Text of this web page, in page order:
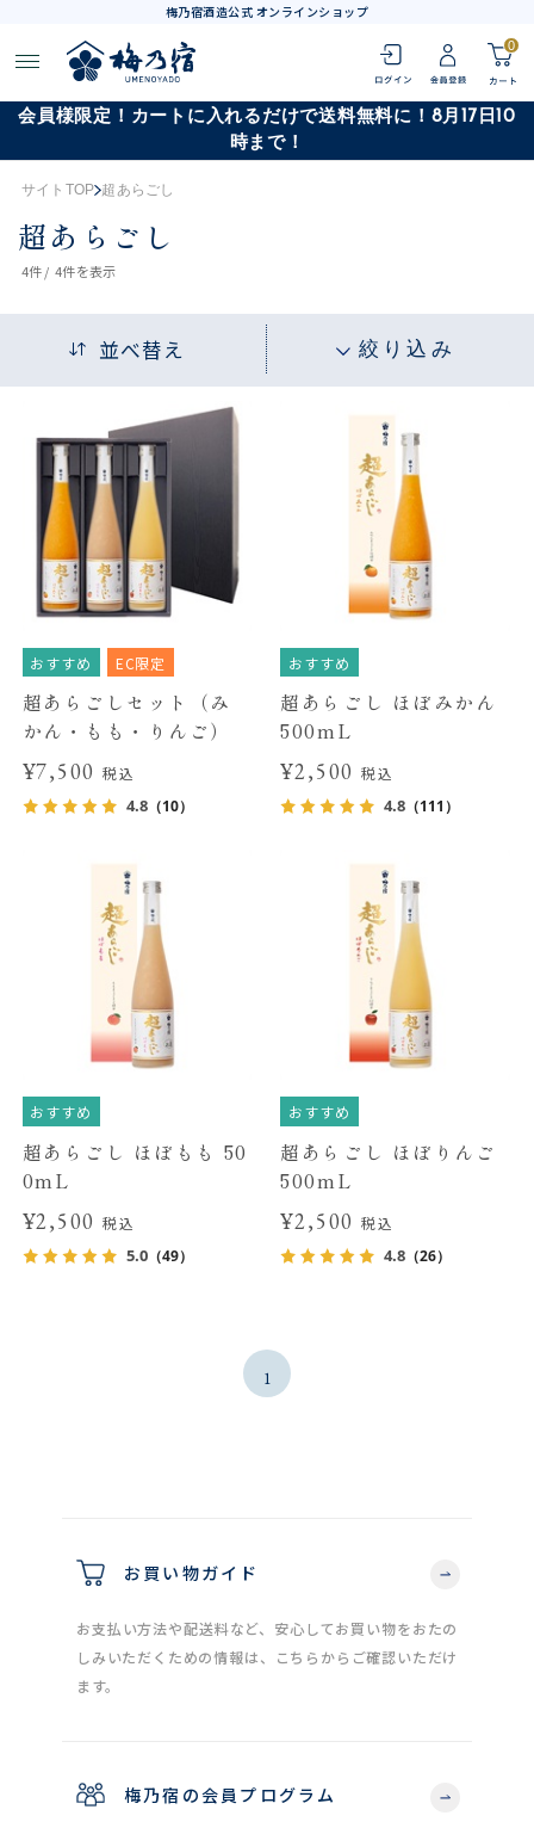
梅乃宿酒造公式 オンラインショップ
0
会員様限定！カートに入れるだけで送料無料に！8月17日10
時まで！
サイトTOP 超あらごし
超あらごし
4件 / 4件を表示
並べ替え 絞り込み
おすすめ EC限定
超あらごしセット（み
かん・もも・りんご）
¥7,500税込
4.8（10）
おすすめ
超あらごし ほぼみかん
500mL
¥2,500 税込
4.8 （111）
おすすめ
超あらごし ほぼもも 50
0mL
¥2,500税込
5.0（49）
おすすめ
超あらごし ほぼりんご
500mL
¥2,500 税込
4.8 （26）
1
お買い物ガイド
お支払い方法や配送料など、安心してお買い物をおたの
しみいただくための情報は、こちらからご確認いただけ
ます。
梅乃宿の会員プログラム